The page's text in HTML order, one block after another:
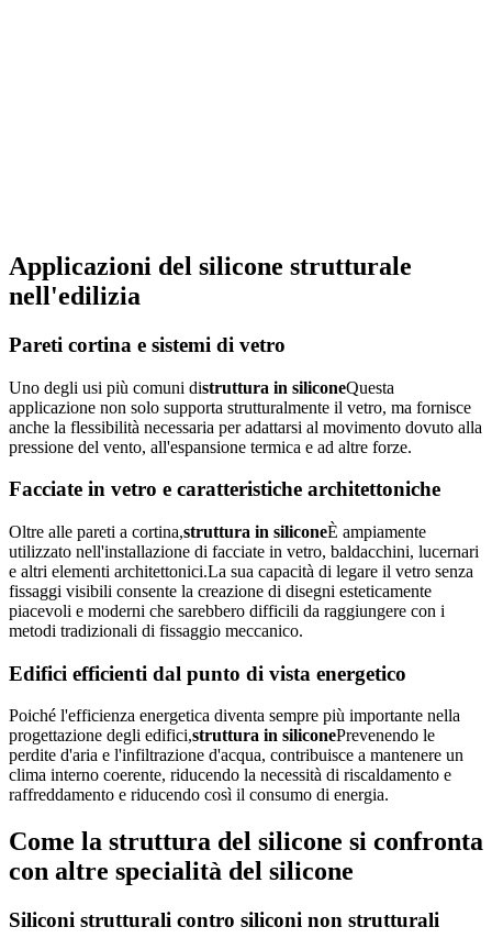
Applicazioni del silicone strutturale
nell'edilizia
Pareti cortina e sistemi di vetro
Uno degli usi più comuni distruttura in siliconeQuesta
applicazione non solo supporta strutturalmente il vetro, ma fornisce
anche la flessibilità necessaria per adattarsi al movimento dovuto alla
pressione del vento, all'espansione termica e ad altre forze.
Facciate in vetro e caratteristiche architettoniche
Oltre alle pareti a cortina,struttura in siliconeÈ ampiamente
utilizzato nell'installazione di facciate in vetro, baldacchini, lucernari
e altri elementi architettonici.La sua capacità di legare il vetro senza
fissaggi visibili consente la creazione di disegni esteticamente
piacevoli e moderni che sarebbero difficili da raggiungere con i
metodi tradizionali di fissaggio meccanico.
Edifici efficienti dal punto di vista energetico
Poiché l'efficienza energetica diventa sempre più importante nella
progettazione degli edifici,struttura in siliconePrevenendo le
perdite d'aria e l'infiltrazione d'acqua, contribuisce a mantenere un
clima interno coerente, riducendo la necessità di riscaldamento e
raffreddamento e riducendo così il consumo di energia.
Come la struttura del silicone si confronta
con altre specialità del silicone
Siliconi strutturali contro siliconi non strutturali